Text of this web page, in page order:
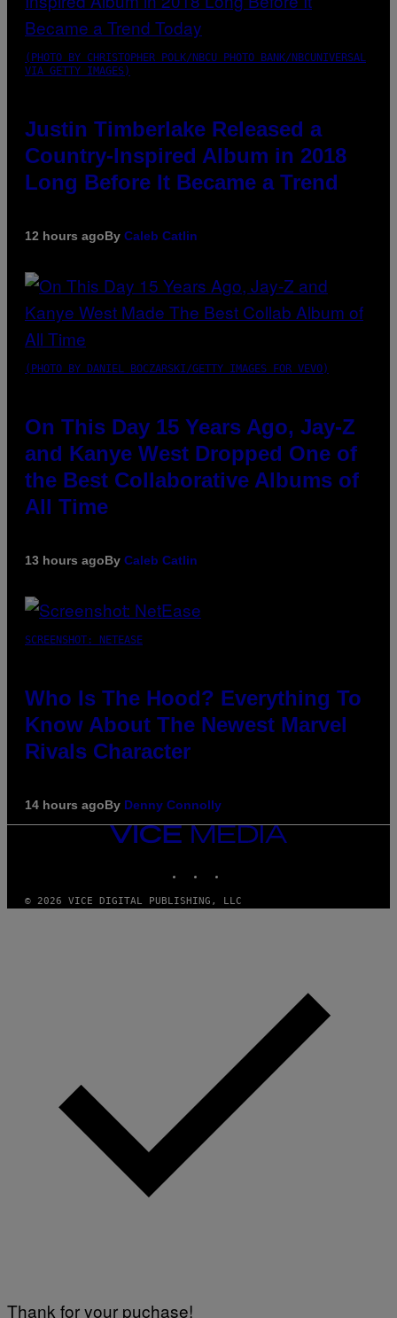
(PHOTO BY CHRISTOPHER POLK/NBCU PHOTO BANK/NBCUNIVERSAL
VIA GETTY IMAGES)
Justin Timberlake Released a
Country-Inspired Album in 2018
Long Before It Became a Trend
12 hours agoBy Caleb Catlin
(PHOTO BY DANIEL BOCZARSKI/GETTY IMAGES FOR VEVO)
On This Day 15 Years Ago, Jay-Z
and Kanye West Dropped One of
the Best Collaborative Albums of
All Time
13 hours agoBy Caleb Catlin
SCREENSHOT: NETEASE
Who Is The Hood? Everything To
Know About The Newest Marvel
Rivals Character
14 hours agoBy Denny Connolly
VICE
© 2026 VICE DIGITAL PUBLISHING, LLC
Thank for your puchase!